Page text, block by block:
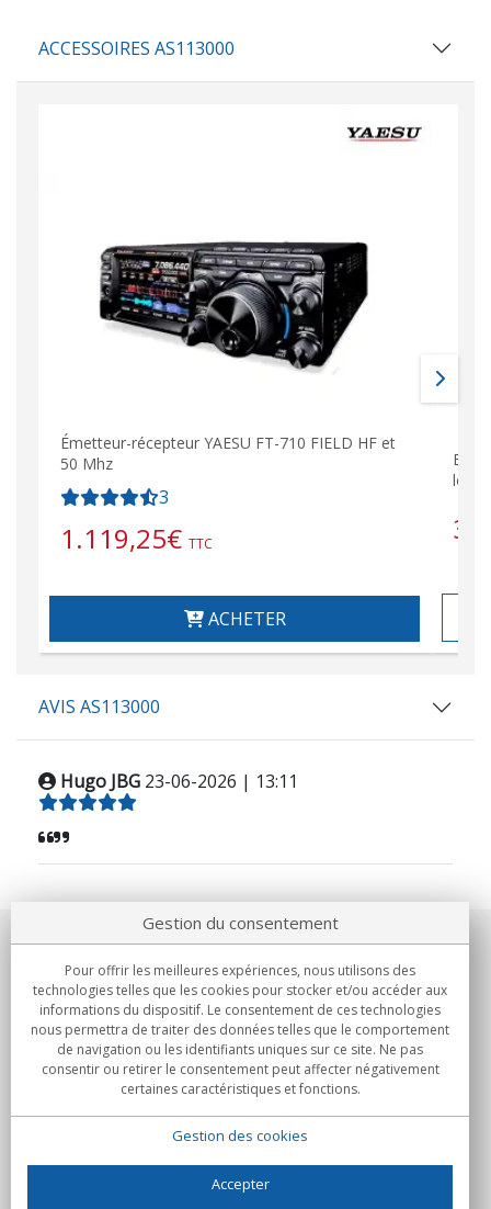
ACCESSOIRES AS113000
Émetteur-récepteur YAESU FT-710 FIELD HF et
50 Mhz
3
1.119,25€ TTC
ACHETER
AVIS AS113000
Hugo JBG 23-06-2026 | 13:11
Notre société
Engagements
Achats
Gestion du consentement
Pour offrir les meilleures expériences, nous utilisons des
technologies telles que les cookies pour stocker et/ou accéder aux
informations du dispositif. Le consentement de ces technologies
nous permettra de traiter des données telles que le comportement
de navigation ou les identifiants uniques sur ce site. Ne pas
consentir ou retirer le consentement peut affecter négativement
certaines caractéristiques et fonctions.
Gestion des cookies
Accepter